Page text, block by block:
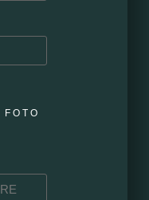
FOTO